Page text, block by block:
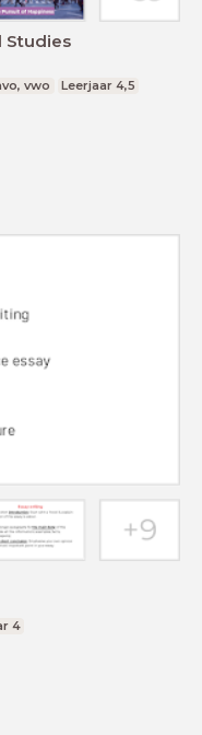
Studies
vwo Leerjaar 4,5
4